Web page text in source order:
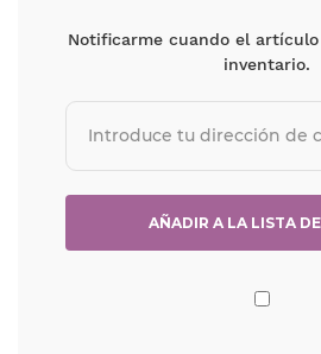
Notificarme cuando el
inventario.